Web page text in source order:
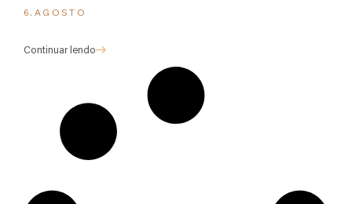
6.AGOSTO
Continuar lendo